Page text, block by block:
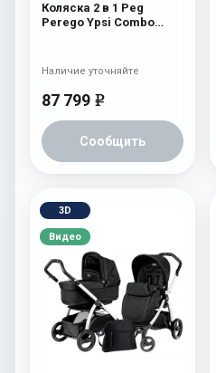
Коляска 2 в 1 Peg
Perego Ypsi Combo
87 799 e
Сообщить
Наличие уточняйте
3D
Видео